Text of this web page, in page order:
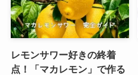
レモンサワー好きの終着
点！「マカレモン」で作る